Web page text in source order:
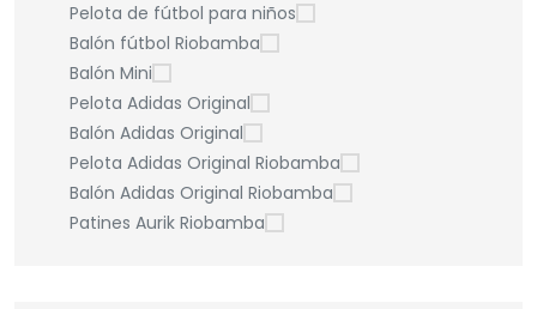
Pelota de fútbol para niños
Balón fútbol Riobamba
Balón Mini
Pelota Adidas Original
Balón Adidas Original
Pelota Adidas Original Riobamba
Balón Adidas Original Riobamba
Patines Aurik Riobamba